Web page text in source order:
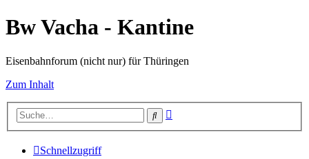
Bw Vacha - Kantine
Eisenbahnforum (nicht nur) für Thüringen
Zum Inhalt
Suche
Schnellzugriff